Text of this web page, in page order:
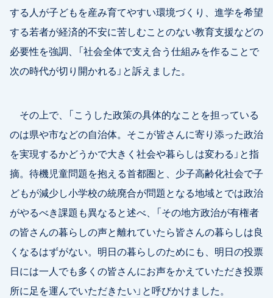
する人が子どもを産み育てやすい環境づくり、進学を希望
する若者が経済的不安に苦しむことのない教育支援などの
必要性を強調、「社会全体で支え合う仕組みを作ることで
次の時代が切り開かれる」と訴えました。
その上で、「こうした政策の具体的なことを担っている
のは県や市などの自治体。そこが皆さんに寄り添った政治
を実現するかどうかで大きく社会や暮らしは変わる」と指
摘。待機児童問題を抱える首都圏と、少子高齢化社会で子
どもが減少し小学校の統廃合が問題となる地域とでは政治
がやるべき課題も異なると述べ、「その地方政治が有権者
の皆さんの暮らしの声と離れていたら皆さんの暮らしは良
くなるはずがない。明日の暮らしのためにも、明日の投票
日には一人でも多くの皆さんにお声をかえていただき投票
所に足を運んでいただきたい」と呼びかけました。